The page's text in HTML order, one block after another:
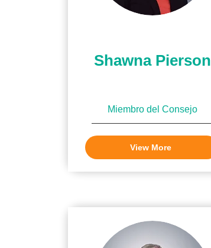
Shawna Pierson
Miembro del Consejo
View More